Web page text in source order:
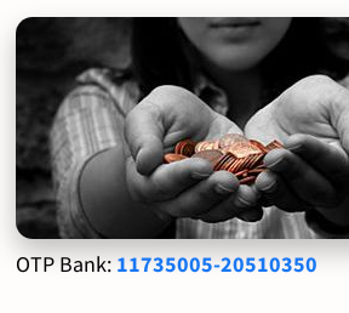
OTP Bank: 11735005-20510350